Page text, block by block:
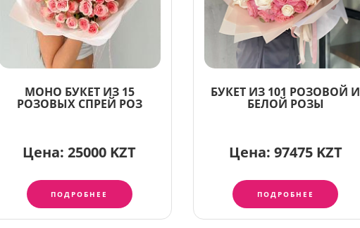
МОНО БУКЕТ ИЗ 15
РОЗОВЫХ СПРЕЙ РОЗ
Цена:25000 KZT
ПОДРОБНЕЕ
БУКЕТ ИЗ 101 РОЗОВОЙ И
БЕЛОЙ РОЗЫ
Цена: 97475 KZT
ПОДРОБНЕЕ